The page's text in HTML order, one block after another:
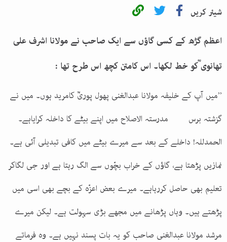
شیئر کریں
اعظم گڑھ کے کسی گاؤں سے ایک صاحب نے مولانا اشرف علی
تھانوی ؒکو خط لکھا۔ اس کامتن کچھ اس طرح تھا :
’’میں آپ کے خلیفہ مولانا عبدالغنی پھول پوریؒ کامرید ہوں۔ میں نے
گزشتہ برس مدرستہ الاصلاح میں اپنے بیٹے کا داخلہ کرایاہے۔
الحمدللہ! داخلے کے بعد سے میرے بیٹے میں کافی تبدیلی آئی ہے۔
نمازیں پڑھتا ہے، گاؤں کے خراب بچّوں سے الگ رہتا ہے اور جی لگاکر
تعلیم بھی حاصل کررہاہے۔ میرے بعض اعزّہ کے بچے بھی اسی میں
پڑھتے ہیں۔ وہاں پڑھانے میں مجھے بڑی سہولت ہے۔ لیکن میرے
مرشد مولانا عبدالغنی صاحب کو یہ بات پسند نہیں ہے۔ وہ فرماتے